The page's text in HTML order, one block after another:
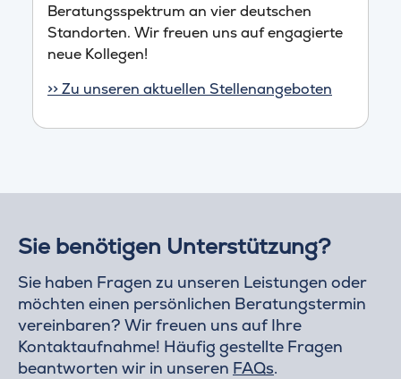
Beratungsspektrum an vier deutschen
Standorten. Wir freuen uns auf engagierte
neue Kollegen!
>> Zu unseren aktuellen Stellenangeboten
Sie benötigen Unterstützung?
Sie haben Fragen zu unseren Leistungen oder
möchten einen persönlichen Beratungstermin
vereinbaren? Wir freuen uns auf Ihre
Kontaktaufnahme! Häufig gestellte Fragen
beantworten wir in unseren FAQs.